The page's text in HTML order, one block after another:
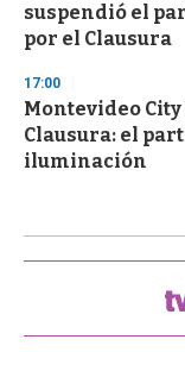
suspendió el
por el Clausura
17:00
Montevideo
Clausura: el
iluminación